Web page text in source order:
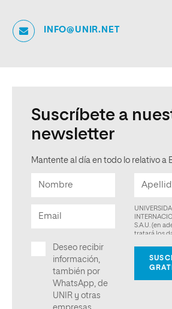
INFO@UNIR.NET
Suscríbete a
newsletter
Mantente al día en todo lo relativo a